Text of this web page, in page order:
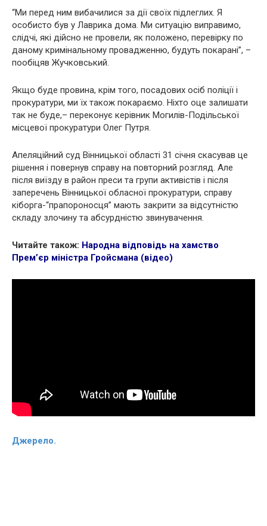
“Ми перед ним вибачилися за дії своїх підлеглих. Я
особисто був у Лаврика дома. Ми ситуацію виправимо,
слідчі, які дійсно не провели, як положено, перевірку по
даному кримінальному провадженню, будуть покарані”, –
пообіцяв Жучковський.
Якщо буде провина, крім того, посадових осіб поліції і
прокуратури, ми їх також покараємо. Ніхто оце залишати
так не буде,– переконує керівник Могилів-Подільської
місцевої прокуратури Олег Путря.
Апеляційний суд Вінницької області 31 січня скасував це
рішення і повернув справу на повторний розгляд. Але
після виїзду в район преси та групи активістів і після
заперечень Вінницької обласної прокуратури, справу
кіборга-“прапороносця” мають закрити за відсутністю
складу злочину та абсурдністю звинувачення.
Читайте також: Народна відповідь на хамство
Прем’єр міністра Гройсмана (відео)
Джерело.